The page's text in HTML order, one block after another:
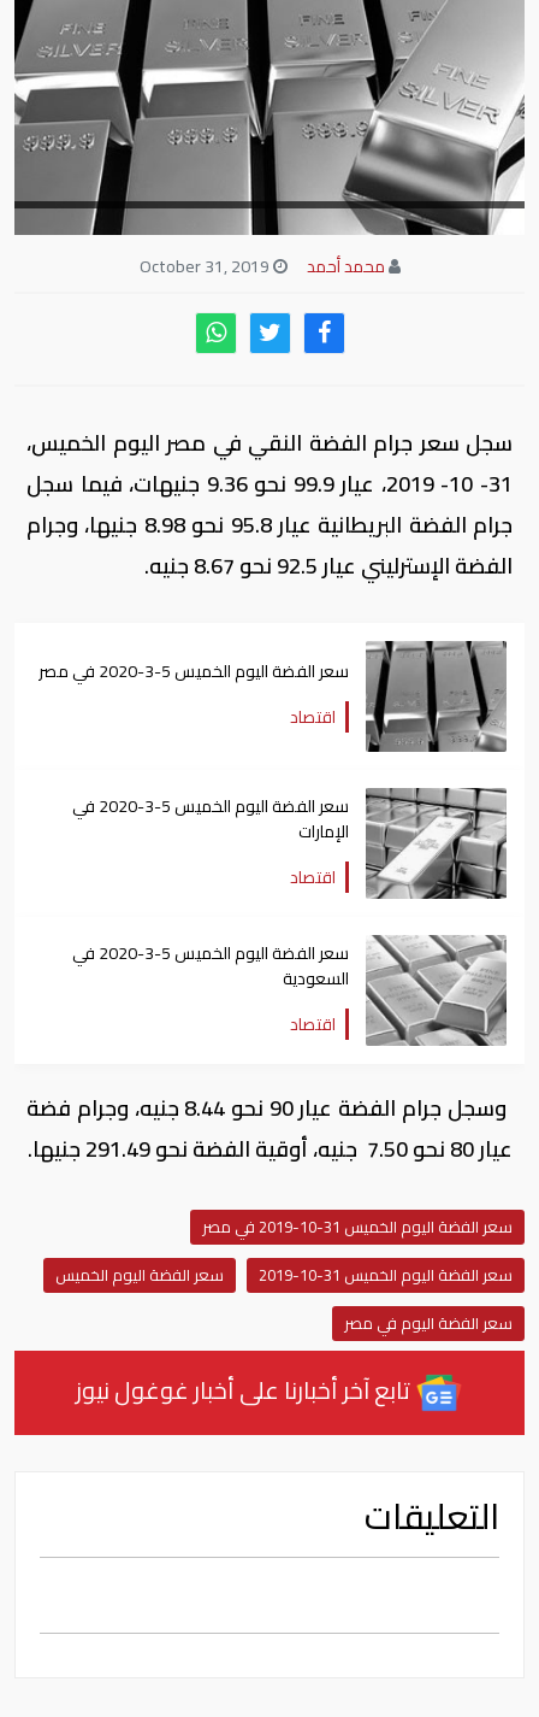
محمد أحمد
سجل سعر جرام الفضة النقي في مصر اليوم الخميس،
31- 10- 2019، عيار 99.9 نحو 9.36 جنيهات، فيما سجل
جرام الفضة البريطانية عيار 95.8 نحو 8.98 جنيها، وجرام
الفضة الإسترليني عيار 92.5 نحو 8.67 جنيه.
سعر الفضة اليوم الخميس 5-3-2020 في مصر
اقتصاد
سعر الفضة اليوم الخميس 5-3-2020 في
الإمارات
اقتصاد
سعر الفضة اليوم الخميس 5-3-2020 في
السعودية
اقتصاد
وسجل جرام الفضة عيار 90 نحو 8.44 جنيه، وجرام فضة
عيار 80 نحو 7.50 جنيه، أوقية الفضة نحو 291.49 جنيها.
سعر الفضة اليوم الخميس 31-10-2019 في مصر
سعر الفضة اليوم الخميس 31-10-2019
سعر الفضة اليوم الخميس
سعر الفضة اليوم في مصر
تابع آخر أخبارنا على أخبار غوغول نيوز
التعليقات